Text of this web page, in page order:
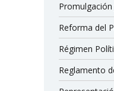
Reforma del
Régimen
Reglamento